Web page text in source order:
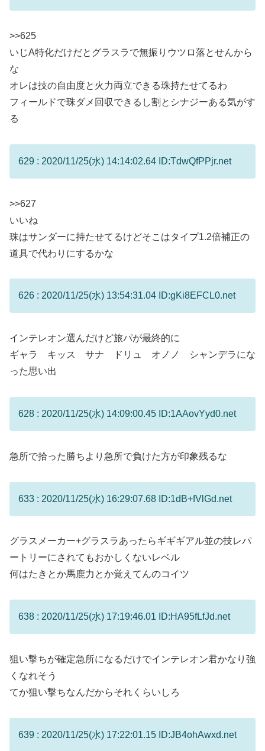
>>625
いじA特化だけだとグラスラで無振りウツロ落とせんから
な
オレは技の自由度と火力両立できる珠持たせてるわ
フィールドで珠ダメ回収できるし割とシナジーある気がす
る
629 : 2020/11/25(水) 14:14:02.64 ID:TdwQfPPjr.net
>>627
いいね
珠はサンダーに持たせてるけどそこはタイプ1.2倍補正の
道具で代わりにするかな
626 : 2020/11/25(水) 13:54:31.04 ID:gKi8EFCL0.net
インテレオン選んだけど旅パが最終的に
ギャラ キッス サナ ドリュ オノノ シャンデラにな
った思い出
628 : 2020/11/25(水) 14:09:00.45 ID:1AAovYyd0.net
急所で拾った勝ちより急所で負けた方が印象残るな
633 : 2020/11/25(水) 16:29:07.68 ID:1dB+fVlGd.net
グラスメーカー+グラスラあったらギギギアル並の技レパ
ートリーにされてもおかしくないレベル
何はたきとか馬鹿力とか覚えてんのコイツ
638 : 2020/11/25(水) 17:19:46.01 ID:HA95fLfJd.net
狙い撃ちが確定急所になるだけでインテレオン君かなり強
くなれそう
てか狙い撃ちなんだからそれくらいしろ
639 : 2020/11/25(水) 17:22:01.15 ID:JB4ohAwxd.net